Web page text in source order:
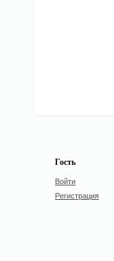
Гость
Войти
Регистрация